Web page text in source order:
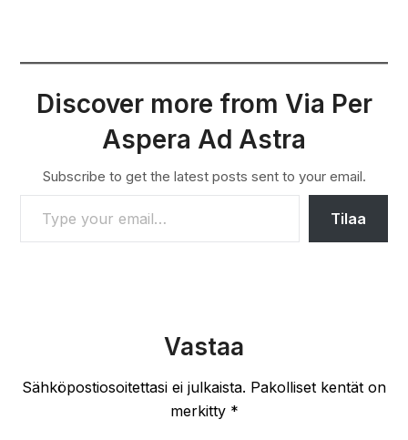
Discover more from Via Per
Aspera Ad Astra
Subscribe to get the latest posts sent to your email.
TYPE YOUR EMAIL…
Tilaa
Vastaa
Sähköpostiosoitettasi ei julkaista. Pakolliset kentät on
merkitty *